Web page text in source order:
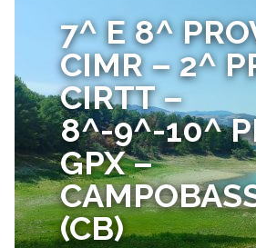
7^ E 8^
CIMR – 2^
CIRTT –
8^-9^-10^
GPX –
(CB)